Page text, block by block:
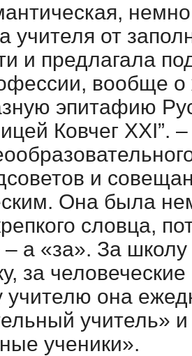
учителя от
и предлагала
вообще о
эпитафию
Ковчег XXI”.
и
Она была
словца,
– а «за». За
за
учителю она
учитель»
ученики».